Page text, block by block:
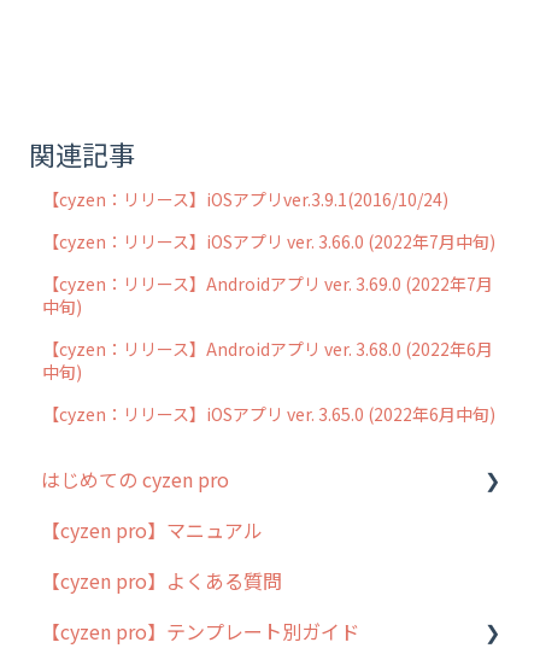
関連記事
【cyzen：リリース】iOSアプリver.3.9.1(2016/10/24)
【cyzen：リリース】iOSアプリ ver. 3.66.0 (2022年7月中旬)
【cyzen：リリース】Androidアプリ ver. 3.69.0 (2022年7月
中旬)
【cyzen：リリース】Androidアプリ ver. 3.68.0 (2022年6月
中旬)
【cyzen：リリース】iOSアプリ ver. 3.65.0 (2022年6月中旬)
はじめての cyzen pro
cyzen pro とは？
簡易マニュアル
cyzen proの位置情報取得について
【cyzen pro】マニュアル
【cyzen pro】よくある質問
【cyzen pro】テンプレート別ガイド